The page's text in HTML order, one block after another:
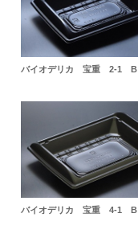
バイオデリカ 宝重 2-1 B
バイオデリカ 宝重 4-1 B